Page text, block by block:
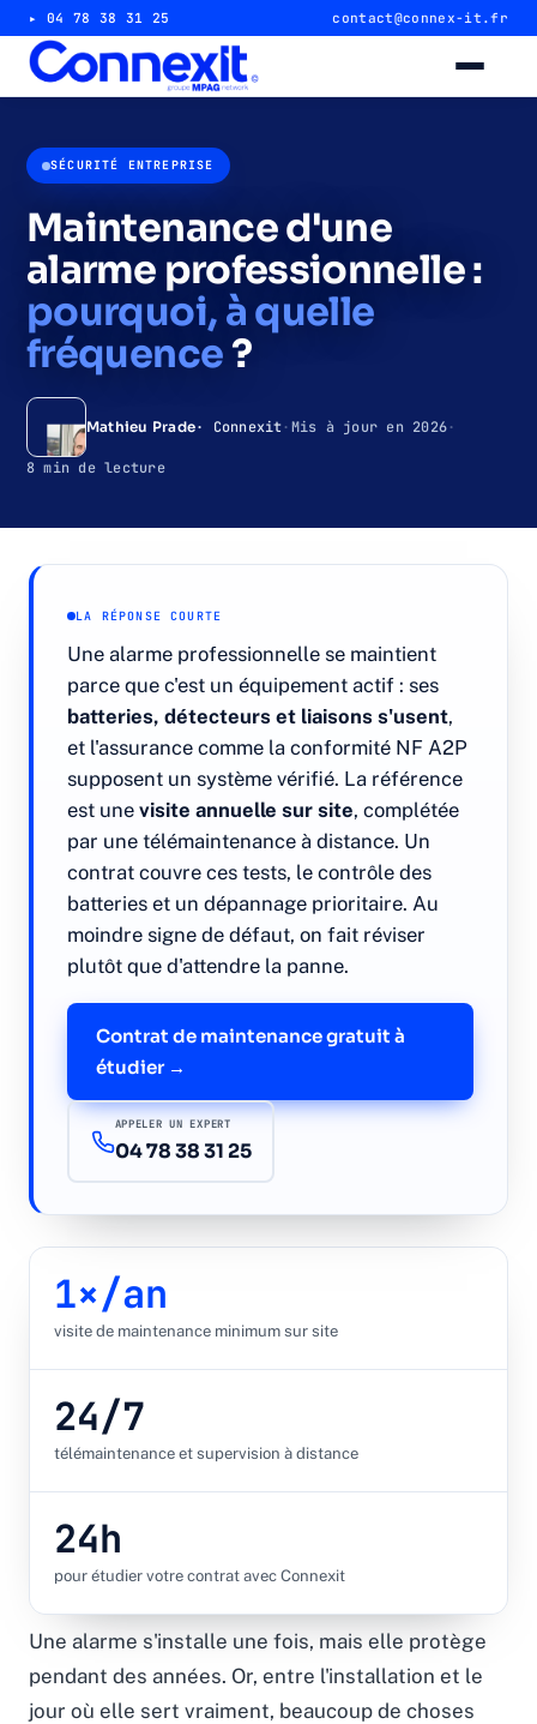
▸ 04 78 38 31 25 contact@connex-it.fr
Alarme entrepôt & industrie
Télésurveillance 24/7
Vidéosurveillance
Caméra magasin & commerce
Caméra entrepôt
Contrôle par badge
Contrôle biométrique
Interphonie & vidéoportier
Qui sommes-nous
Études de cas
Blog
Devis gratuit →
SÉCURITÉ ENTREPRISE
Maintenance d'une
alarme professionnelle :
pourquoi, à quelle
fréquence ?
Mathieu Prade· Connexit·Mis à jour en 2026·
8 min de lecture
LA RÉPONSE COURTE
Une alarme professionnelle se maintient
parce que c'est un équipement actif : ses
batteries, détecteurs et liaisons s'usent,
et l'assurance comme la conformité NF A2P
supposent un système vérifié. La référence
est une visite annuelle sur site, complétée
par une télémaintenance à distance. Un
contrat couvre ces tests, le contrôle des
batteries et un dépannage prioritaire. Au
moindre signe de défaut, on fait réviser
plutôt que d'attendre la panne.
Contrat de maintenance gratuit à
étudier →
APPELER UN EXPERT
04 78 38 31 25
1×/an
visite de maintenance minimum sur site
24/7
télémaintenance et supervision à distance
24h
pour étudier votre contrat avec Connexit
Une alarme s'installe une fois, mais elle protège
pendant des années. Or, entre l'installation et le
jour où elle sert vraiment, beaucoup de choses